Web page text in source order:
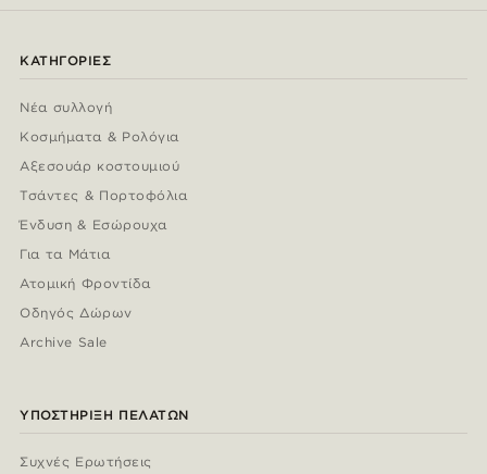
ΚΑΤΗΓΟΡΊΕΣ
Νέα συλλογή
Κοσμήματα & Ρολόγια
Αξεσουάρ κοστουμιού
Τσάντες & Πορτοφόλια
Ένδυση & Εσώρουχα
Για τα Μάτια
Ατομική Φροντίδα
Οδηγός Δώρων
Archive Sale
ΥΠΟΣΤΉΡΙΞΗ ΠΕΛΑΤΏΝ
Συχνές Ερωτήσεις